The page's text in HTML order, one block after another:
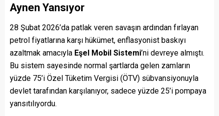
Aynen Yansıyor
28 Şubat 2026’da patlak veren savaşın ardından fırlayan
petrol fiyatlarına karşı hükümet, enflasyonist baskıyı
azaltmak amacıyla Eşel Mobil Sistemi’ni devreye almıştı.
Bu sistem sayesinde normal şartlarda gelen zamların
yüzde 75’i Özel Tüketim Vergisi (ÖTV) sübvansiyonuyla
devlet tarafından karşılanıyor, sadece yüzde 25’i pompaya
yansıtılıyordu.